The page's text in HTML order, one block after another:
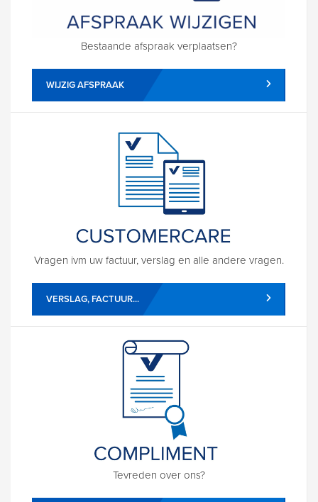
Bestaande afspraak verplaatsen?
WIJZIG AFSPRAAK
Vragen ivm uw factuur, verslag en alle andere vragen.
VERSLAG, FACTUUR...
Tevreden over ons?